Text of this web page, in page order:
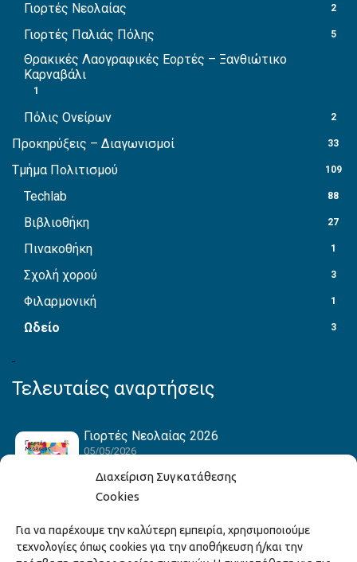
Διαχείριση Συγκατάθεσης
Cookies
Για να παρέχουμε την καλύτερη εμπειρία, χρησιμοποιούμε
τεχνολογίες όπως cookies για την αποθήκευση ή/και την
Γιορτές Νεολαίας 2
Γιορτές Παλιάς Πόλης 5
Θρακικές Λαογραφικές Εορτές – Ξανθιώτικο
Καρναβάλι
1
Πόλις Ονείρων 2
Προκηρύξεις – Διαγωνισμοί 33
Τμήμα Πολιτισμού 109
Techlab 88
Βιβλιοθήκη 27
Πινακοθήκη 1
Σχολή χορού 3
Φιλαρμονική 1
Ωδείο 3
Τελευταίες αναρτήσεις
Γιορτές Νεολαίας 2026
05/05/2026
Hack the Match: Γνωρίζοντας τα Αμερικανικά
Αθλήματα! Δημιουργώντας το Δικό σου